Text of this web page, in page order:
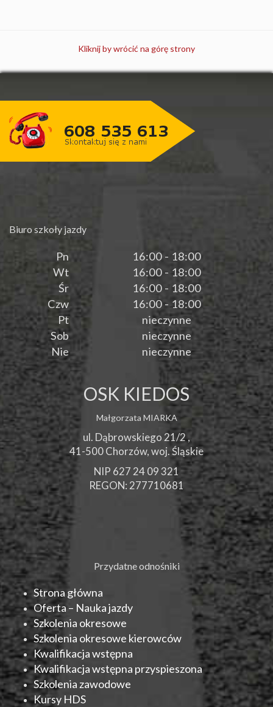
Kliknij by wrócić na górę strony
Biuro szkoły jazdy
Pn
16:00 - 18:00
Wt
16:00 - 18:00
Śr
16:00 - 18:00
Czw
16:00 - 18:00
Pt
nieczynne
Sob
nieczynne
Nie
nieczynne
OSK KIEDOS
Małgorzata MIARKA
ul. Dąbrowskiego 21/2 ,
41-500Chorzów, woj.Śląskie
NIP 627 24 09 321
REGON: 277710681
Przydatne odnośniki
Strona główna
Oferta – Nauka jazdy
Szkolenia okresowe
Szkolenia okresowe kierowców
Kwalifikacja wstępna
Kwalifikacja wstępna przyspieszona
Szkolenia zawodowe
Kursy HDS